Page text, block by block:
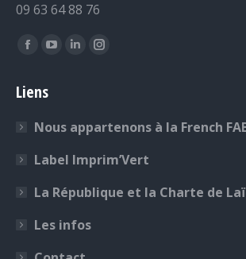
09 63 64 88 76
Retrouvez-nous sur :
La
Facebook
dans
une
fenêtre
La
dans
une
fenêtre
La
dans
une
fenêtre
La
dans
une
fenêtre
Liens
Nous appartenons à la French
Label Imprim’Vert
La République et la Charte de
Les infos